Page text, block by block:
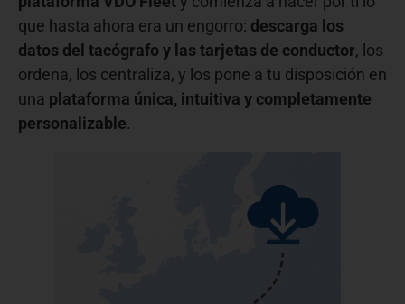
que hasta ahora era un engorro: descarga los
datos del tacógrafo y las tarjetas de conductor, los
ordena, los centraliza, y los pone a tu disposición en
una plataforma única, intuitiva y completamente
personalizable.